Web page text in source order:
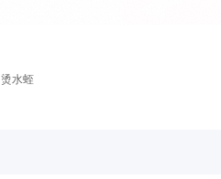
烫水蛭